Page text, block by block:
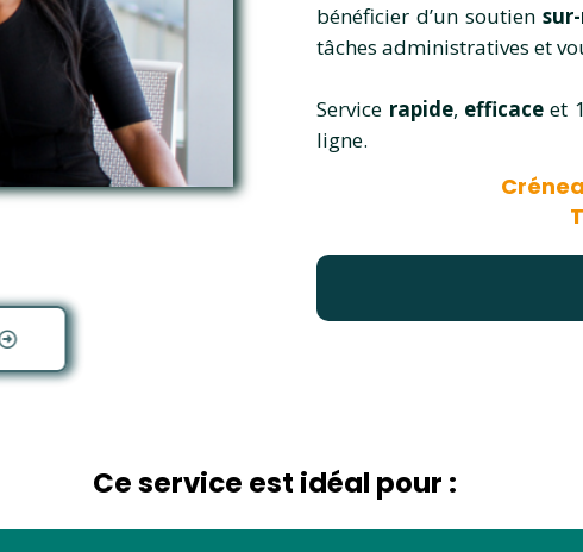
bénéficier d’un soutien
tâches administratives et
Service rapide, efficaceet
ligne.
Ce service est idéal pour :